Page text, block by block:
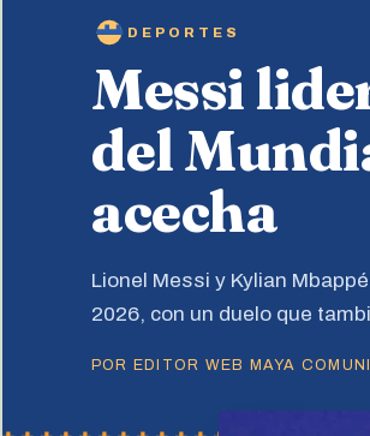
DEPORTES
Messi
del
acecha
Lionel Messi y Kylian
2026, con un duelo que
POR EDITOR WEB MAYA